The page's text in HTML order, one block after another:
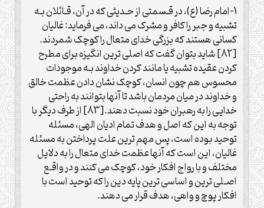
1-امام رضا (ع)، در قـسمتی از حـدیثی که در آن، قـائلان بـه
تشبیه و جبر را کافر و مشرک می داند، می فرماید: غالیان
کسانی هستند که بزرگی خدای متعال را کوچک شمردند.
[82] شاید بتوان گفت که اصلی ترین انگیزه برای مطرح
کردن عقیده تشبیه یا مانند کردن خداوند بـه موجودات
محسوس هم چون انسان، کوچک نشان دادن عظمت خالق
و خداوند در میان مردمان باشد تا آنها بتوانند به راحتی
خدایی را به رهبران خود نسبت دهند.[83] از طرف دیگر با
توجه به این که اصل و هدف تمام ادیان الهی، مسئله
توحید بوده است، پس مهم ترین علت پرداختن به مسئله
غالیان، این است که آنها عظمت خدای متعال را به دلایل
مختلف و با رواج افکار خود، کوچک می کنند و در واقـع
اصـلی ترین و اساسی ترین پایه دین را که توحید است با
افکار پوچ و واهی، هدف قرار می دهند.